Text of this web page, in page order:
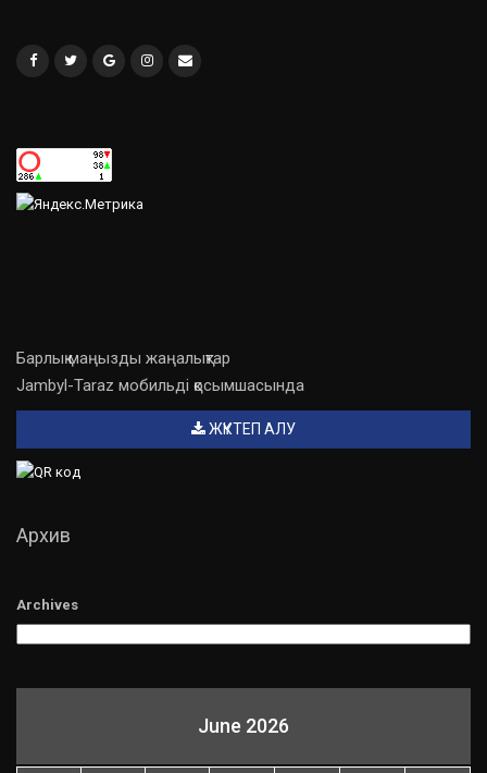
Барлық маңызды жаңалықтар
Jambyl-Taraz мобильді қосымшасында
ЖҮКТЕП АЛУ
Архив
Archives
June 2026